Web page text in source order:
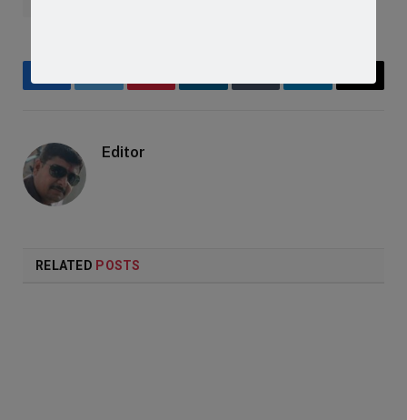
FacebookTwitter PinterestLinkedInTumblr TelegramEmail
Editor
RELATED POSTS